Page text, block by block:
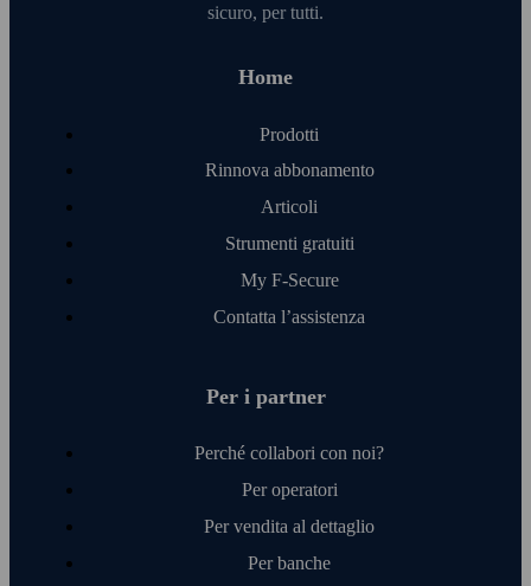
sicuro, per tutti.
Home
Prodotti
Rinnova abbonamento
Articoli
Strumenti gratuiti
My F‑Secure
Contatta l’assistenza
Per i partner
Perché collabori con noi?
Per operatori
Per vendita al dettaglio
Per banche